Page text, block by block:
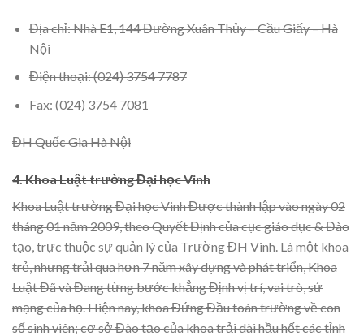
Địa chỉ: Nhà E1, 144 Đường Xuân Thủy – Cầu Giấy – Hà
Nội
Điện thoại: (024) 3754 7787
Fax: (024) 3754 7081
ĐH Quốc Gia Hà Nội
4. Khoa Luật trường Đại học Vinh
Khoa Luật trường Đại học Vinh Được thành lập vào ngày 02
tháng 01 năm 2009, theo Quyết Định của cục giáo dục & Đào
tạo, trực thuộc sự quản lý của Trường ĐH Vinh. Là một khoa
trẻ, nhưng trải qua hơn 7 năm xây dựng và phát triển, Khoa
Luật Đã và Đang từng bước khẳng Định vị trí, vai trò, sứ
mạng của họ. Hiện nay, khoa Đứng Đầu toàn trường về con
số sinh viên; cơ sở Đào tạo của khoa trải dài hầu hết các tỉnh